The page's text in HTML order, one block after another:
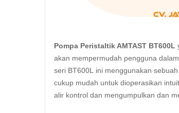
Pompa Peristaltik AMTAST BT600L
akan mempermudah pengguna
seri BT600L ini menggunakan
cukup mudah untuk dioperasikan
alir kontrol dan mengumpulkan dan